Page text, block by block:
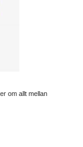
om allt mellan